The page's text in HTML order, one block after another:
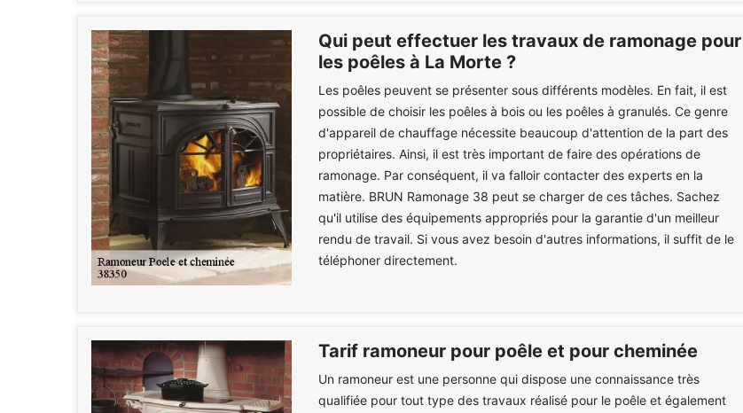
Qui peut effectuer les travaux de ramonage pour
les poêles à La Morte ?
Les poêles peuvent se présenter sous différents modèles. En fait, il est
possible de choisir les poêles à bois ou les poêles à granulés. Ce genre
d'appareil de chauffage nécessite beaucoup d'attention de la part des
propriétaires. Ainsi, il est très important de faire des opérations de
ramonage. Par conséquent, il va falloir contacter des experts en la
matière. BRUN Ramonage 38 peut se charger de ces tâches. Sachez
qu'il utilise des équipements appropriés pour la garantie d'un meilleur
rendu de travail. Si vous avez besoin d'autres informations, il suffit de le
téléphoner directement.
Tarif ramoneur pour poêle et pour cheminée
Un ramoneur est une personne qui dispose une connaissance très
qualifiée pour tout type des travaux réalisé pour le poêle et également